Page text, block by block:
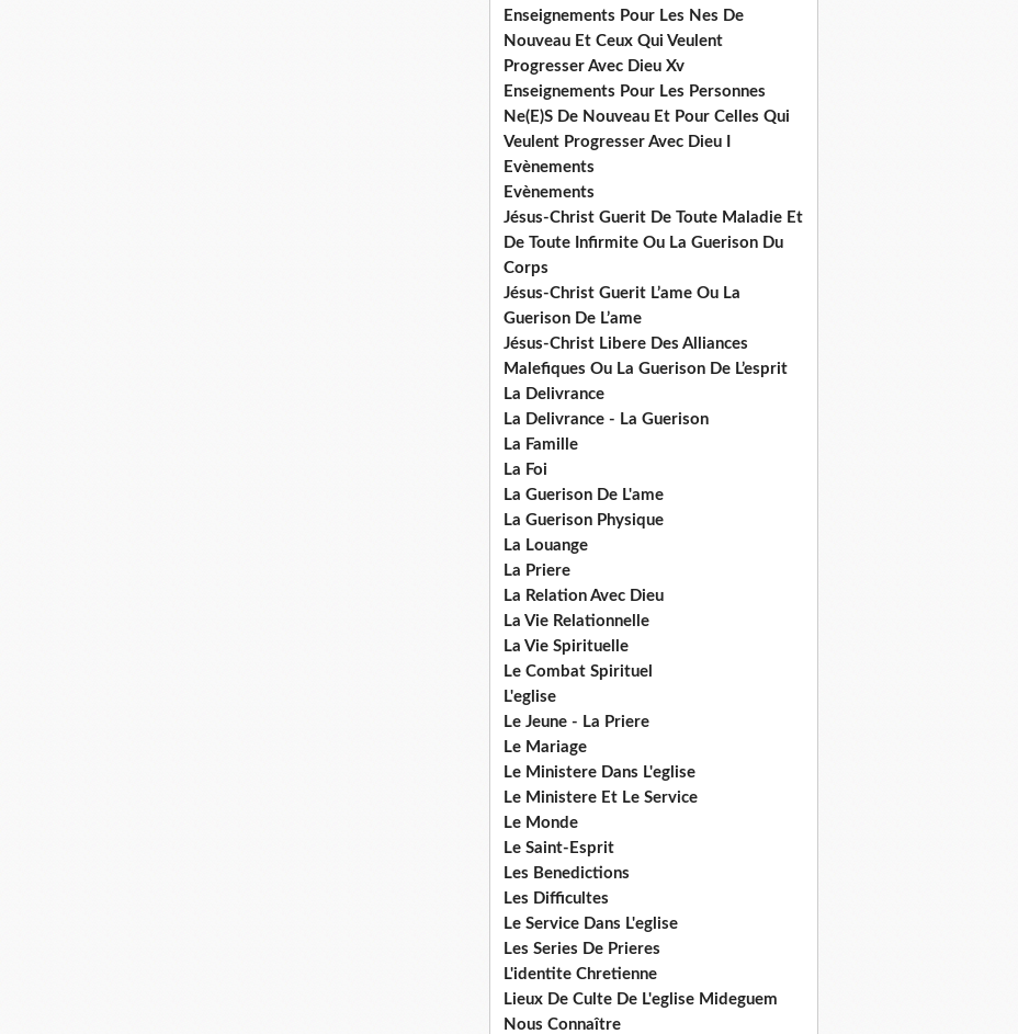
Enseignements Pour Les Nes De
Nouveau Et Ceux Qui Veulent
Progresser Avec Dieu Xv
Enseignements Pour Les Personnes
Ne(E)S De Nouveau Et Pour Celles Qui
Veulent Progresser Avec Dieu I
Evènements
Evènements
Jésus-Christ Guerit De Toute Maladie Et
De Toute Infirmite Ou La Guerison Du
Corps
Jésus-Christ Guerit L’ame Ou La
Guerison De L’ame
Jésus-Christ Libere Des Alliances
Malefiques Ou La Guerison De L’esprit
La Delivrance
La Delivrance - La Guerison
La Famille
La Foi
La Guerison De L'ame
La Guerison Physique
La Louange
La Priere
La Relation Avec Dieu
La Vie Relationnelle
La Vie Spirituelle
Le Combat Spirituel
L'eglise
Le Jeune - La Priere
Le Mariage
Le Ministere Dans L'eglise
Le Ministere Et Le Service
Le Monde
Le Saint-Esprit
Les Benedictions
Les Difficultes
Le Service Dans L'eglise
Les Series De Prieres
L'identite Chretienne
Lieux De Culte De L'eglise Mideguem
Nous Connaître